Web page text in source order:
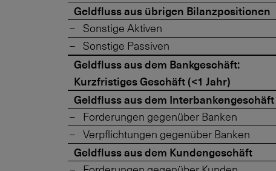
Geldfluss aus übrigen Bilanzpositionen
Sonstige Aktiven
Sonstige Passiven
Geldfluss aus dem Bankgeschäft:
Kurzfristiges Geschäft (<1 Jahr)
Geldfluss aus dem Interbankengeschäft
Forderungen gegenüber Banken
Verpflichtungen gegenüber Banken
Geldfluss aus dem Kundengeschäft